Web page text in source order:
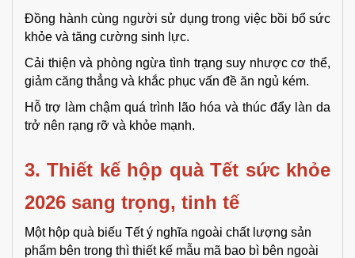
Đồng hành cùng người sử dụng trong việc bồi bổ sức
khỏe và tăng cường sinh lực.
Cải thiện và phòng ngừa tình trạng suy nhược cơ thể,
giảm căng thẳng và khắc phục vấn đề ăn ngủ kém.
Hỗ trợ làm chậm quá trình lão hóa và thúc đẩy làn da
trở nên rạng rỡ và khỏe mạnh.
3. Thiết kế hộp quà Tết sức khỏe
2026 sang trọng, tinh tế
Một hộp quà biếu Tết ý nghĩa ngoài chất lượng sản
phẩm bên trong thì thiết kế mẫu mã bao bì bên ngoài